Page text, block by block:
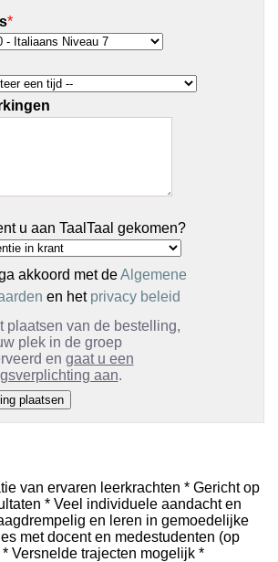
*
u aan TaalTaal gekomen?
akkoord met deAlgemene
en het privacy beleid
plaatsen van de bestelling,
plek in de groep
en gaat u een
aan.
van ervaren leerkrachten * Gericht op
* Veel individuele aandacht en
en leren in gemoedelijke
met docent en medestudenten (op
Versnelde trajecten mogelijk *